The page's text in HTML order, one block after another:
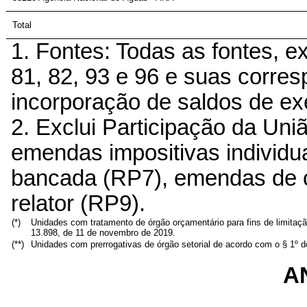
Total
1. Fontes: Todas as fontes,
81, 82, 93 e 96 e suas
incorporação de saldos de
2. Exclui Participação da
emendas impositivas
bancada (RP7), emendas
relator (RP9).
(*)
Unidades com tratamento de órgão orçamentário para fins de
13.898, de 11 de novembro de 2019.
(**)
Unidades com prerrogativas de órgão setorial de acordo com o § 1º